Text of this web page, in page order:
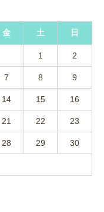
金 土 日
1 2
7 8 9
14 15 16
21 22 23
28 29 30